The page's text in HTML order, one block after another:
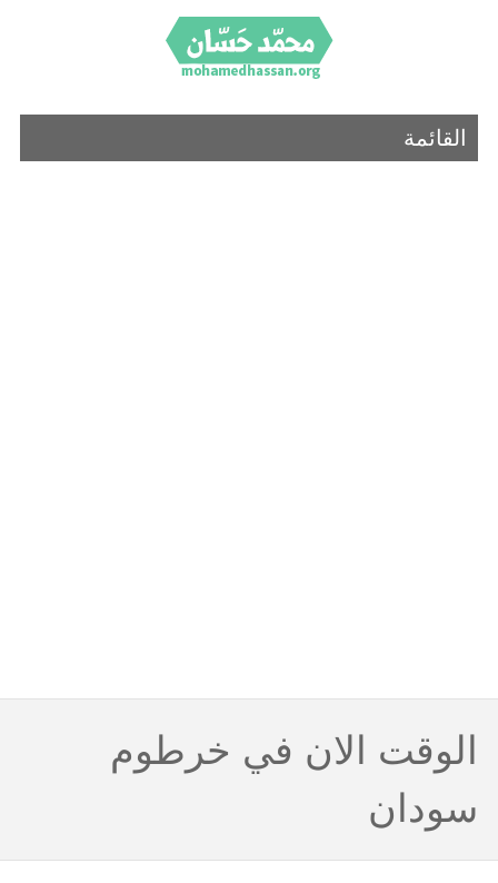
القائمة
الوقت الان في خرطوم
سودان